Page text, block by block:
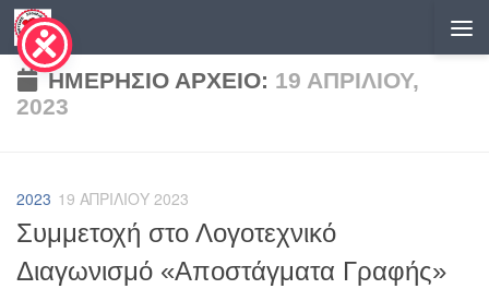
Skip to content
ΗΜΕΡΉΣΙΟ ΑΡΧΕΊΟ: 19 ΑΠΡΙΛΊΟΥ,
2023
2023 19 ΑΠΡΙΛΊΟΥ 2023
Συμμετοχή στο Λογοτεχνικό
Διαγωνισμό «Αποστάγματα Γραφής»